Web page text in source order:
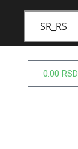
SR_RS
0.00 RSD